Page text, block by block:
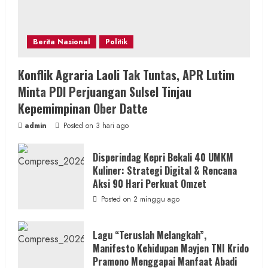
Berita Nasional Politik
Konflik Agraria Laoli Tak Tuntas, APR Lutim
Minta PDI Perjuangan Sulsel Tinjau
Kepemimpinan Ober Datte
admin Posted on 3 hari ago
Disperindag Kepri Bekali 40 UMKM
Kuliner: Strategi Digital & Rencana
Aksi 90 Hari Perkuat Omzet
Posted on 2 minggu ago
Lagu “Teruslah Melangkah”,
Manifesto Kehidupan Mayjen TNI Krido
Pramono Menggapai Manfaat Abadi